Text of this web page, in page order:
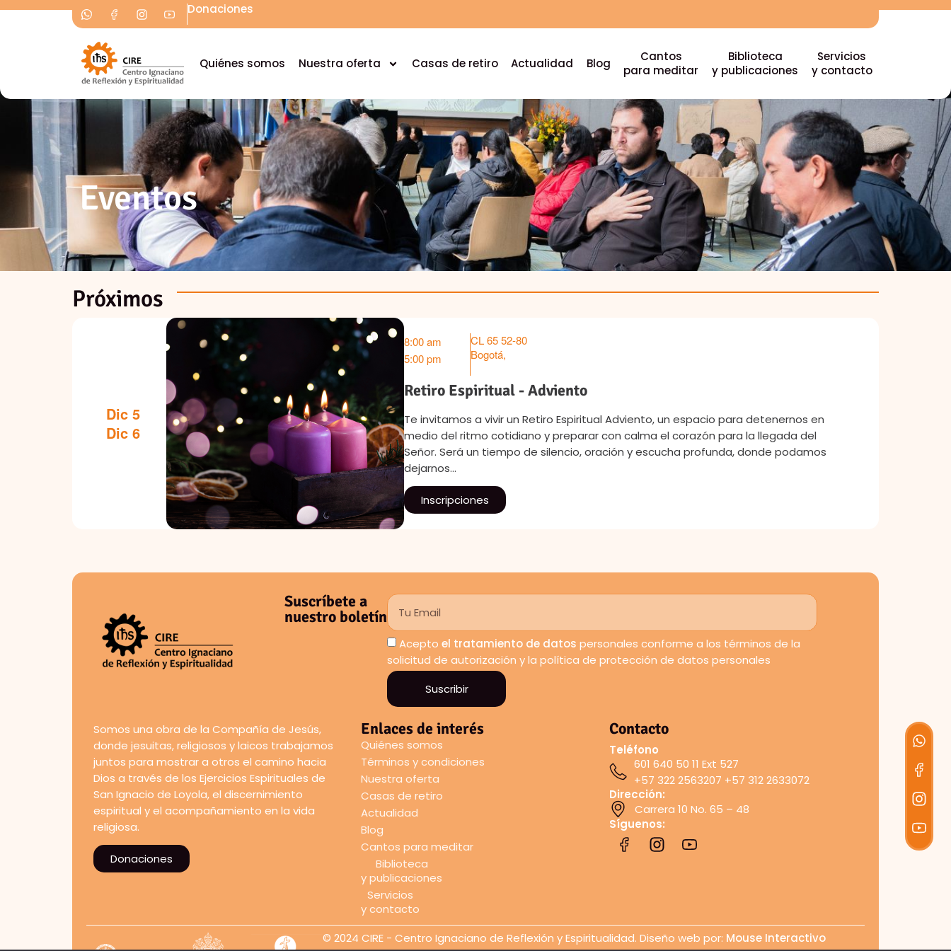
Donaciones
Quiénes somos Nuestra oferta Casas de retiro Actualidad Blog
Cantos
para meditar
Biblioteca
y publicaciones
Servicios
y contacto
Eventos
Próximos
Dic 5
Dic 6
8:00 am
5:00 pm
CL 65 52-80
Bogotá,
Retiro Espiritual - Adviento
Te invitamos a vivir un Retiro Espiritual Adviento, un espacio para detenernos en
medio del ritmo cotidiano y preparar con calma el corazón para la llegada del
Señor. Será un tiempo de silencio, oración y escucha profunda, donde podamos
dejarnos…
Inscripciones
Suscríbete a
nuestro boletín
Acepto el tratamiento de datos personales conforme a los términos de la
solicitud de autorización y la política de protección de datos personales
Suscribir
Somos una obra de la Compañía de Jesús,
donde jesuitas, religiosos y laicos trabajamos
juntos para mostrar a otros el camino hacia
Dios a través de los Ejercicios Espirituales de
San Ignacio de Loyola, el discernimiento
espiritual y el acompañamiento en la vida
religiosa.
Donaciones
Enlaces de interés
Quiénes somos
Términos y condiciones
Nuestra oferta
Casas de retiro
Actualidad
Blog
Cantos para meditar
Biblioteca
y publicaciones
Servicios
y contacto
Contacto
Teléfono
601 640 50 11 Ext 527
+57 322 2563207 +57 312 2633072
Dirección:
Carrera 10 No. 65 – 48
Síguenos:
© 2024 CIRE - Centro Ignaciano de Reflexión y Espiritualidad. Diseño web por: Mouse Interactivo